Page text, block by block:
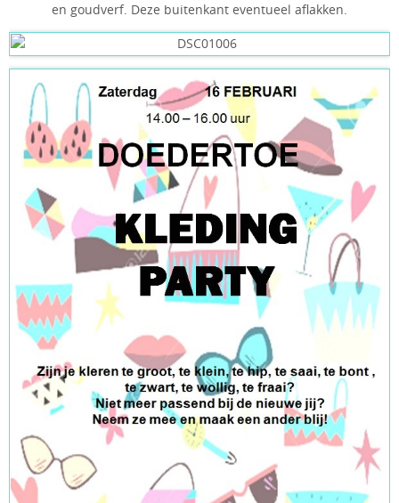
en goudverf. Deze buitenkant eventueel aflakken.